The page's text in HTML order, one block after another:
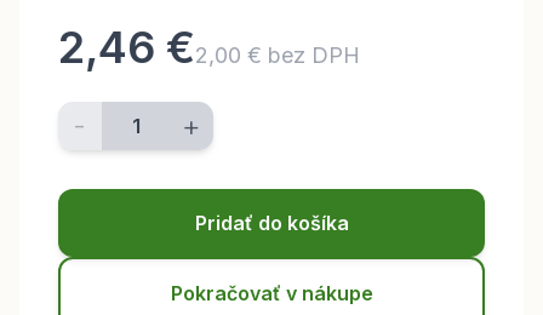
2,46 €2,00 € bez DPH
- +
Pridať do košíka
Pokračovať v nákupe